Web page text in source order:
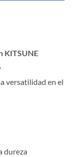
KITSUNE
versatilidad en el
dureza